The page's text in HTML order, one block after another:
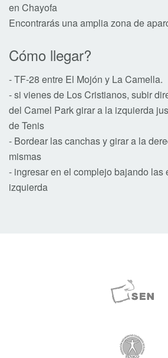
en Chayofa
Encontrarás una amplia zona de
Cómo llegar?
- TF-28 entre El Mojón y La Camella.
- si vienes de Los Cristianos, subir
del Camel Park girar a la izquierda
de Tenis
- Bordear las canchas y girar a la
mismas
- ingresar en el complejo bajando las
izquierda